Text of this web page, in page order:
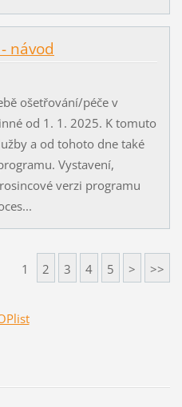
návod
ošetřování/péče v
od 1. 1. 2025. K tomuto
a od tohoto dne také
Vystavení,
verzi programu
1 2 3 4 5 > >>